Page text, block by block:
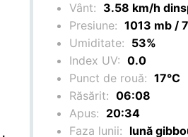
Vânt: 3.58 km/h
Presiune: 1013 mb /
Umiditate: 53%
Index UV: 0.0
Punct de rouă: 17°C
Răsărit: 06:08
Apus: 20:34
Faza lunii: lună